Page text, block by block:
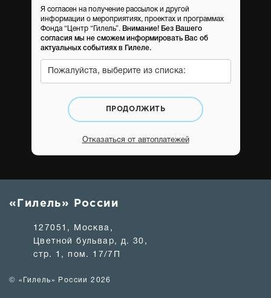
Я согласен на получение рассылок и другой
информации о мероприятиях, проектах и программах
Фонда “Центр “Гилель”. Внимание! Без Вашего
согласия мы не сможем информировать Вас об
актуальных событиях в Гилеле.
Пожалуйста, выберите из списка:
ПРОДОЛЖИТЬ
Отказаться от автоплатежей
«Гилель» России
127051, Москва,
Цветной бульвар, д. 30,
стр. 1, пом. 17/7П
© «Гилель» России 2026